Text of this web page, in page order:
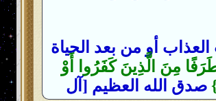
أو من بعد الحياة
مِنَ الَّذِينَ كَفَرُوا أَوْ
صدق الله العظيم [آل‌